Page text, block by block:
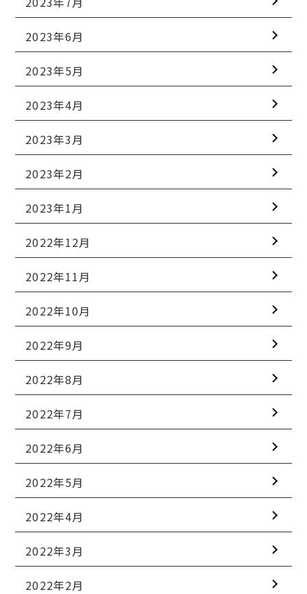
2023年6月
2023年5月
2023年4月
2023年3月
2023年2月
2023年1月
2022年12月
2022年11月
2022年10月
2022年9月
2022年8月
2022年7月
2022年6月
2022年5月
2022年4月
2022年3月
2022年2月